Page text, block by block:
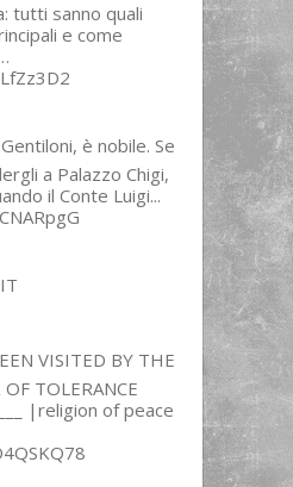
tutti sanno quali
e come
è nobile. Se
a Palazzo Chigi,
il Conte Luigi...
VISITED BY THE
TOLERANCE
|religion of peace